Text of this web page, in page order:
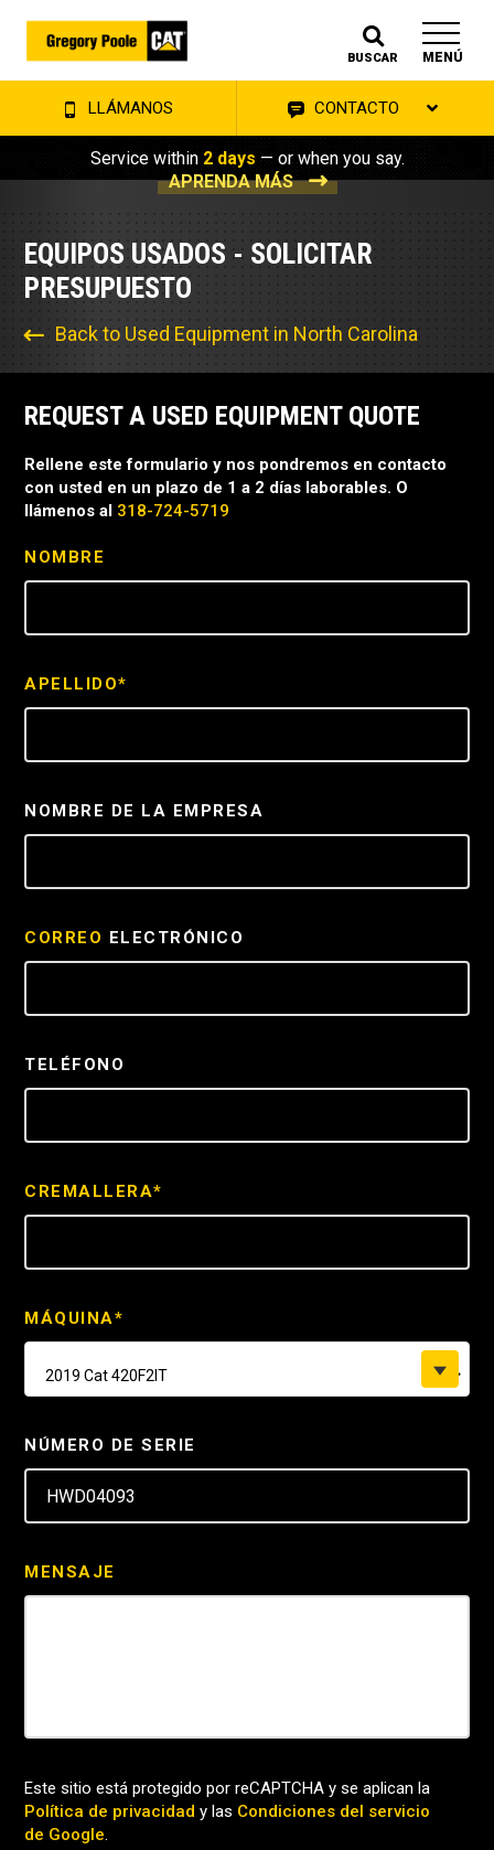
BUSCAR MENÚ
LLÁMANOS CONTACTO
Service within 2 days — or when you say.
APRENDA MÁS
EQUIPOS USADOS - SOLICITAR
PRESUPUESTO
Back to Used Equipment in North Carolina
REQUEST A USED EQUIPMENT QUOTE
Rellene este formulario y nos pondremos en contacto
con usted en un plazo de 1 a 2 días laborables. O
llámenos al 318-724-5719
NOMBRE
APELLIDO*
NOMBRE DE LA EMPRESA
CORREO ELECTRÓNICO
TELÉFONO
CREMALLERA*
MÁQUINA*
NÚMERO DE SERIE
MENSAJE
Este sitio está protegido por reCAPTCHA y se aplican la
Política de privacidad y las Condiciones del servicio
de Google.